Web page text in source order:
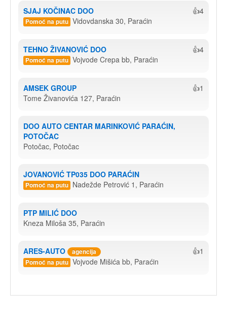
SJAJ KOČINAC DOO 👍4
Pomoć na putu Vidovdanska 30, Paraćin
TEHNO ŽIVANOVIĆ DOO 👍4
Pomoć na putu Vojvode Crepa bb, Paraćin
AMSEK GROUP
👍1
Tome Živanovića 127, Paraćin
DOO AUTO CENTAR MARINKOVIĆ PARAĆIN,
POTOČAC
Potočac, Potočac
JOVANOVIĆ TP035 DOO PARAĆIN
Pomoć na putu Nadežde Petrović 1, Paraćin
PTP MILIĆ DOO
Kneza Miloša 35, Paraćin
ARES-AUTO agencija 👍1
Pomoć na putu Vojvode Mišića bb, Paraćin